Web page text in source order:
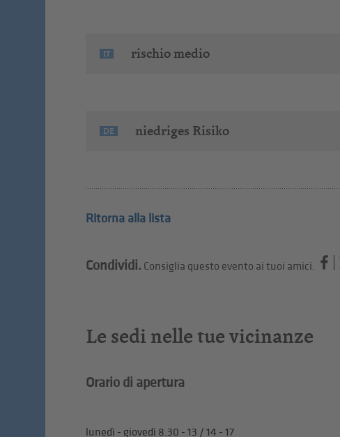
IT rischio medio
DE niedriges Risiko
Ritorna alla lista
Condividi. Consiglia questo evento ai tuoi amici.
Le sedi nelle tue vicinanze
Orario di apertura
lunedì - giovedì 8.30 - 13 / 14 - 17